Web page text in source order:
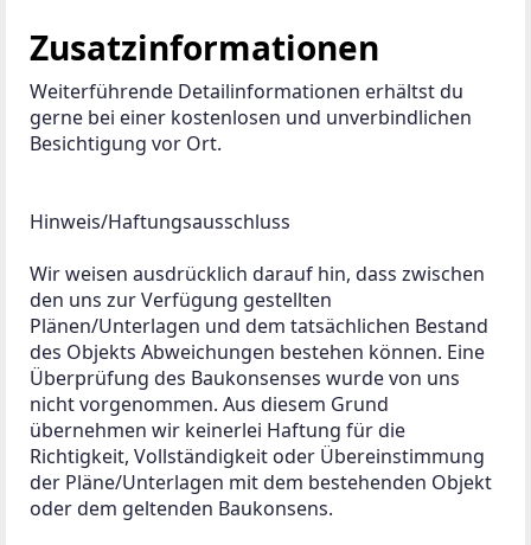
Zusatzinformationen
Weiterführende Detailinformationen erhältst du
gerne bei einer kostenlosen und unverbindlichen
Besichtigung vor Ort.
Hinweis/Haftungsausschluss
Wir weisen ausdrücklich darauf hin, dass zwischen
den uns zur Verfügung gestellten
Plänen/Unterlagen und dem tatsächlichen Bestand
des Objekts Abweichungen bestehen können. Eine
Überprüfung des Baukonsenses wurde von uns
nicht vorgenommen. Aus diesem Grund
übernehmen wir keinerlei Haftung für die
Richtigkeit, Vollständigkeit oder Übereinstimmung
der Pläne/Unterlagen mit dem bestehenden Objekt
oder dem geltenden Baukonsens.